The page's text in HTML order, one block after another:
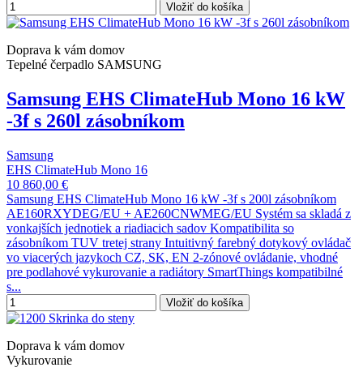
Vložiť do košíka
Doprava k vám domov
Tepelné čerpadlo SAMSUNG
Samsung EHS ClimateHub Mono 16 kW
-3f s 260l zásobníkom
Samsung
EHS ClimateHub Mono 16
10 860,00 €
Samsung EHS ClimateHub Mono 16 kW -3f s 200l zásobníkom
AE160RXYDEG/EU + AE260CNWMEG/EU Systém sa skladá z
vonkajších jednotiek a riadiacich sadov Kompatibilita so
zásobníkom TUV tretej strany Intuitivný farebný dotykový ovládač
vo viacerých jazykoch CZ, SK, EN 2-zónové ovládanie, vhodné
pre podlahové vykurovanie a radiátory SmartThings kompatibilné
s...
Vložiť do košíka
Doprava k vám domov
Vykurovanie